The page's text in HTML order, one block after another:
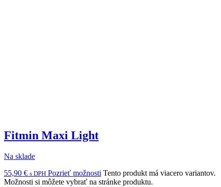
Fitmin Maxi Light
Na sklade
55,90 € s DPH Pozrieť možnosti Tento produkt má viacero variantov.
Možnosti si môžete vybrať na stránke produktu.